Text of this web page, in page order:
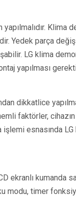
Klima
Yedek parça
LG klima
yapılması
dikkatlice
faktörler,
işlemi esnasında
ekranlı kumanda
modu, timer